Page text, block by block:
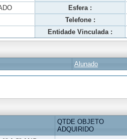
Esfera :
Telefone :
Entidade Vinculada :
Alunado
QTDE OBJETO
ADQUIRIDO